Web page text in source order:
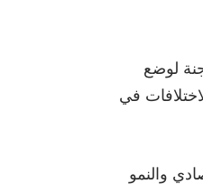
لوضع
في
والنمو